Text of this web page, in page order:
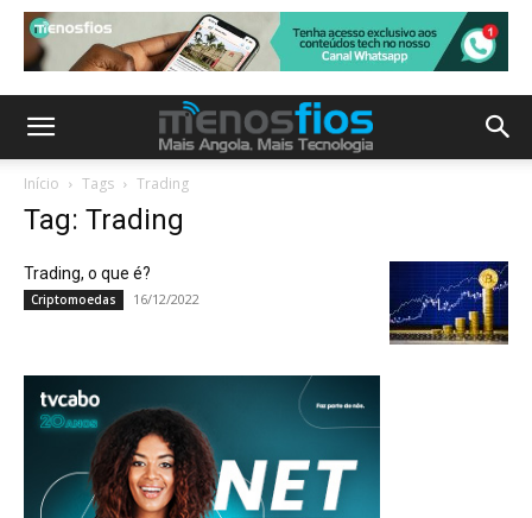
Início Tags Trading
Tag: Trading
Trading, o que é?
Criptomoedas 16/12/2022